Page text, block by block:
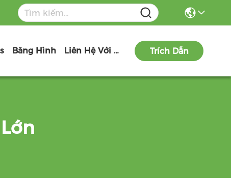
Băng Hình Liên Hệ Với Chúng Tôi Trích Dẫn